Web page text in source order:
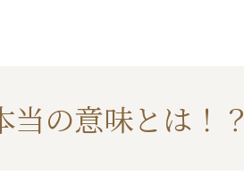
の意味とは！？